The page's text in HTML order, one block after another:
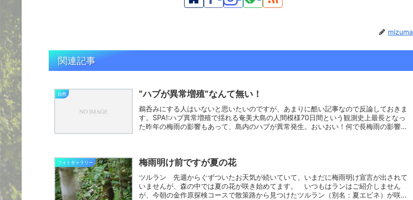
mizuma
関連記事
自然 ”ハブが異常増殖”なんて無い！
鵜呑みにする人はいないと思いたいのですが、あまりに酷い記事なので反論しておきま
す。SPA!:ハブ異常増殖で揺れる奄美大島の人間模様70日間という観測史上最長となっ
た昨年の梅雨の影響もあって、島内のハブが異常発生。おいおい！何で長梅雨の影響
フォトギャラリー 梅雨明け前ですが夏の花
ツルラン 先週からぐずついたお天気が続いていて、いまだに梅雨明け宣言が出されて
いませんが、森の中では夏の花が咲き始めてます。 いつもはランはご紹介しません
が、今朝の金作原探検コースで散策路から見つけたツルラン（別名：夏エビネ）が咲き